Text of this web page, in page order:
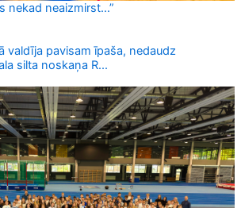
nekad neaizmirst…”
valdīja pavisam īpaša, nedaudz
silta noskaņa R...